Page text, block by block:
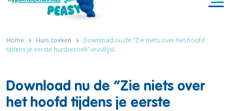
Zoeken
VERANDER TAAL. GESELECTEERDE TAAL IS
NL
Home Huis zoeken
Download nu de “Zie niets over het hoofd
tijdens je eerste huisbezoek”-invullijst.
Download nu de “Zie niets over
het hoofd tijdens je eerste